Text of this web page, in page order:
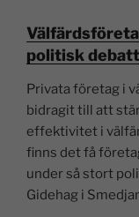
k
e
dI
n
c
e
b
o
o
k
politisk debatt
Privata företag i
bidragit till att
effektivitet i
finns det få
under så stort
Gidehag i